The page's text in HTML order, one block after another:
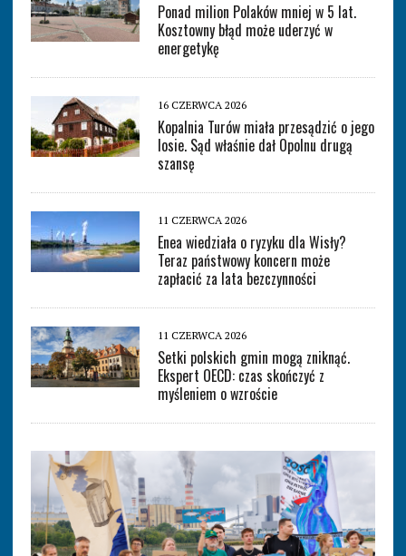
Ponad milion Polaków mniej w 5 lat.
Kosztowny błąd może uderzyć w
energetykę
16 CZERWCA 2026
Kopalnia Turów miała przesądzić o jego
losie. Sąd właśnie dał Opolnu drugą
szansę
11 CZERWCA 2026
Enea wiedziała o ryzyku dla Wisły?
Teraz państwowy koncern może
zapłacić za lata bezczynności
11 CZERWCA 2026
Setki polskich gmin mogą zniknąć.
Ekspert OECD: czas skończyć z
myśleniem o wzroście